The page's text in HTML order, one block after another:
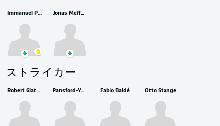
Immanuël Pherai Jonas Meffert
ストライカー
Robert Glatzel Ransford-Yeboah Königsdörffer Fabio Baldé Otto Stange